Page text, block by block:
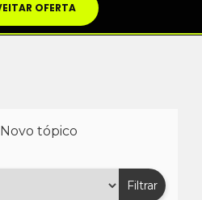
OFERTA
Novo tópico
Filtrar